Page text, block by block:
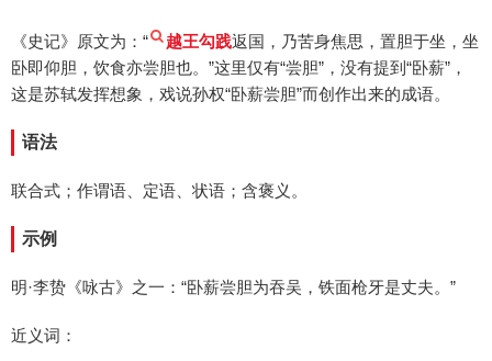
《史记》原文为：“ 越王勾践返国，乃苦身焦思，置胆于坐，坐
卧即仰胆，饮食亦尝胆也。”这里仅有“尝胆”，没有提到“卧薪”，
这是苏轼发挥想象，戏说孙权“卧薪尝胆”而创作出来的成语。
语法
联合式；作谓语、定语、状语；含褒义。
示例
明·李贽《咏古》之一：“卧薪尝胆为吞吴，铁面枪牙是丈夫。”
近义词：